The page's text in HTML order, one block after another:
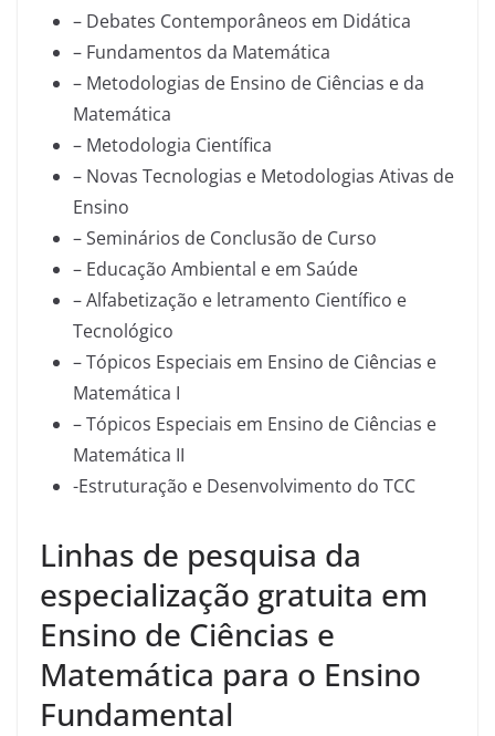
– Debates Contemporâneos em Didática
– Fundamentos da Matemática
– Metodologias de Ensino de Ciências e da
Matemática
– Metodologia Científica
– Novas Tecnologias e Metodologias Ativas de
Ensino
– Seminários de Conclusão de Curso
– Educação Ambiental e em Saúde
– Alfabetização e letramento Científico e
Tecnológico
– Tópicos Especiais em Ensino de Ciências e
Matemática I
– Tópicos Especiais em Ensino de Ciências e
Matemática II
-Estruturação e Desenvolvimento do TCC
Linhas de pesquisa da
especialização gratuita em
Ensino de Ciências e
Matemática para o Ensino
Fundamental